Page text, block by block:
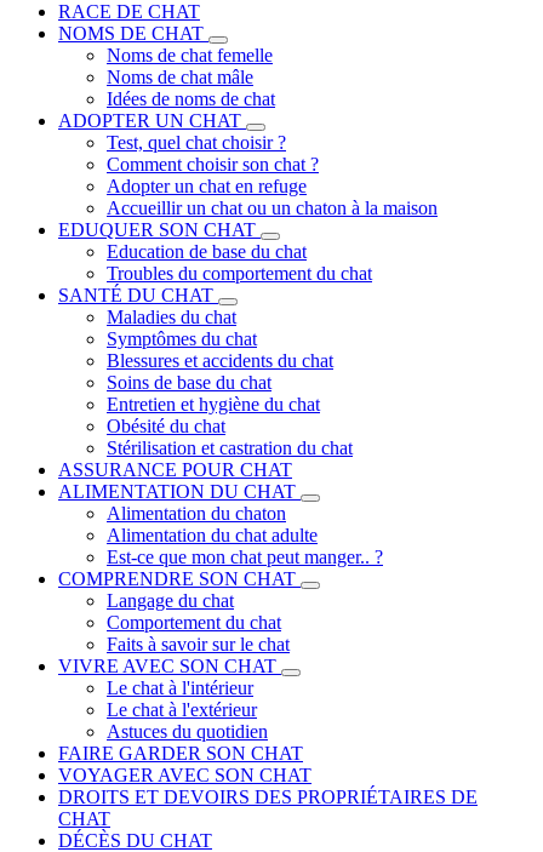
RACE DE CHAT
NOMS DE CHAT
Noms de chat femelle
Noms de chat mâle
Idées de noms de chat
ADOPTER UN CHAT
Test, quel chat choisir ?
Comment choisir son chat ?
Adopter un chat en refuge
Accueillir un chat ou un chaton à la maison
EDUQUER SON CHAT
Education de base du chat
Troubles du comportement du chat
SANTÉ DU CHAT
Maladies du chat
Symptômes du chat
Blessures et accidents du chat
Soins de base du chat
Entretien et hygiène du chat
Obésité du chat
Stérilisation et castration du chat
ASSURANCE POUR CHAT
ALIMENTATION DU CHAT
Alimentation du chaton
Alimentation du chat adulte
Est-ce que mon chat peut manger.. ?
COMPRENDRE SON CHAT
Langage du chat
Comportement du chat
Faits à savoir sur le chat
VIVRE AVEC SON CHAT
Le chat à l'intérieur
Le chat à l'extérieur
Astuces du quotidien
FAIRE GARDER SON CHAT
VOYAGER AVEC SON CHAT
DROITS ET DEVOIRS DES PROPRIÉTAIRES DE
CHAT
DÉCÈS DU CHAT